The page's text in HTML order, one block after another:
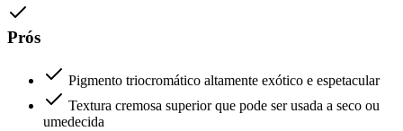
Prós
Pigmento triocromático altamente exótico e espetacular
Textura cremosa superior que pode ser usada a seco ou
umedecida